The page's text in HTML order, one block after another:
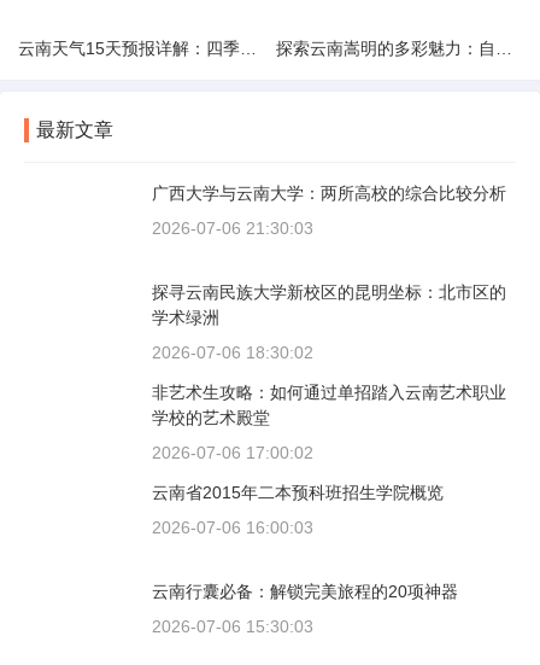
最新文章
广西大学与云南大学：两所高校的综合比较分析
2026-07-06 21:30:03
探寻云南民族大学新校区的昆明坐标：北市区的
学术绿洲
2026-07-06 18:30:02
非艺术生攻略：如何通过单招踏入云南艺术职业
学校的艺术殿堂
2026-07-06 17:00:02
云南省2015年二本预科班招生学院概览
2026-07-06 16:00:03
云南行囊必备：解锁完美旅程的20项神器
2026-07-06 15:30:03